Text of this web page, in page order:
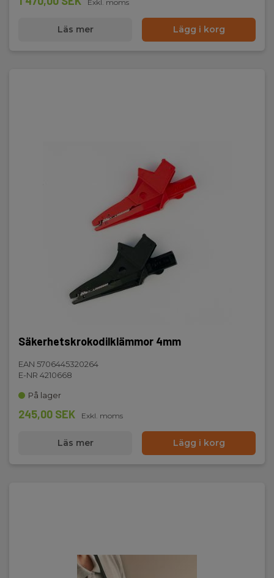
Exkl. moms
Läs mer Lägg i korg
Säkerhetskrokodilklämmor 4mm
EAN 5706445320264
E-NR 4210668
På lager
245,00 SEK Exkl. moms
Läs mer Lägg i korg